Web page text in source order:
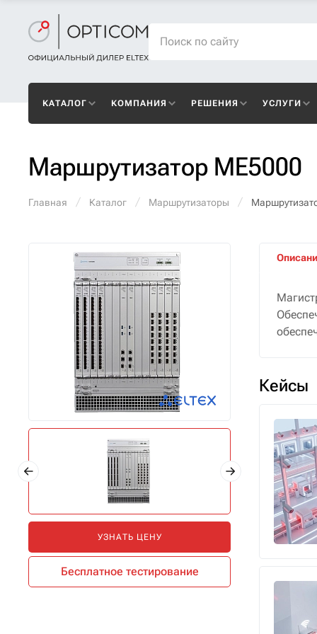
КАТАЛОГ КОМПАНИЯ РЕШЕНИЯ УСЛУГИ
Маршрутизатор ME5000
Главная Каталог Маршрутизаторы
УЗНАТЬ ЦЕНУ
Бесплатное тестирование
Кейсы